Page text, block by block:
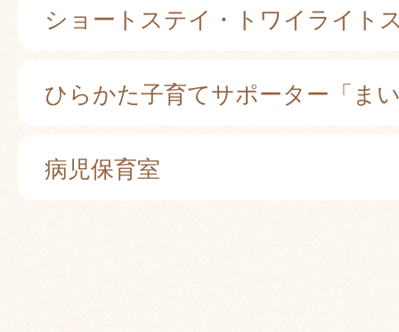
ショートステイ・トワイライト
ひらかた子育てサポーター「ま
病児保育室